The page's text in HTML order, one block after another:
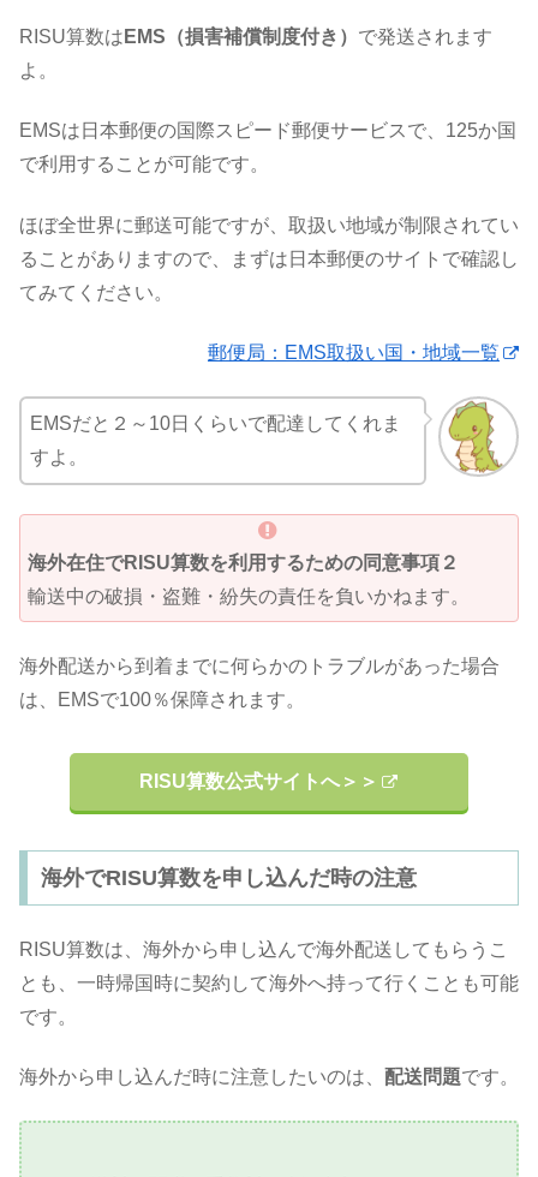
RISU算数は EMS（損害補償制度付き） で発送されます
よ。
EMSは日本郵便の国際スピード郵便サービスで、125か国
で利用することが可能です。
ほぼ全世界に郵送可能ですが、取扱い地域が制限されてい
ることがありますので、まずは日本郵便のサイトで確認し
てみてください。
郵便局：EMS取扱い国・地域一覧
EMSだと２～10日くらいで配達してくれま
すよ。
海外在住でRISU算数を利用するための同意事項２
輸送中の破損・盗難・紛失の責任を負いかねます。
海外配送から到着までに何らかのトラブルがあった場合
は、EMSで100％保障されます。
RISU算数公式サイトへ＞＞
海外でRISU算数を申し込んだ時の注意
RISU算数は、海外から申し込んで海外配送してもらうこ
とも、一時帰国時に契約して海外へ持って行くことも可能
です。
海外から申し込んだ時に注意したいのは、 配送問題です。